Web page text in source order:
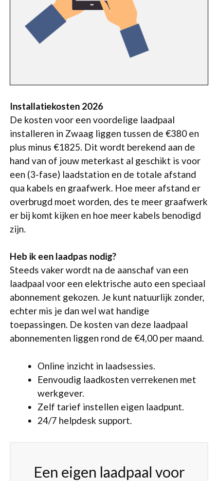
Installatiekosten 2026
De kosten voor een voordelige laadpaal
installeren in Zwaag liggen tussen de €380 en
plus minus €1825. Dit wordt berekend aan de
hand van of jouw meterkast al geschikt is voor
een (3-fase) laadstation en de totale afstand
qua kabels en graafwerk. Hoe meer afstand er
overbrugd moet worden, des te meer graafwerk
er bij komt kijken en hoe meer kabels benodigd
zijn.
Heb ik een laadpas nodig?
Steeds vaker wordt na de aanschaf van een
laadpaal voor een elektrische auto een speciaal
abonnement gekozen. Je kunt natuurlijk zonder,
echter mis je dan wel wat handige
toepassingen. De kosten van deze laadpaal
abonnementen liggen rond de €4,00 per maand.
Online inzicht in laadsessies.
Eenvoudig laadkosten verrekenen met
werkgever.
Zelf tarief instellen eigen laadpunt.
24/7 helpdesk support.
Een eigen laadpaal voor